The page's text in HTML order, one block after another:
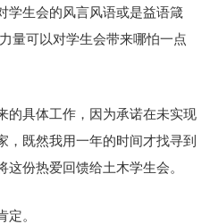
学生会的风言风语或是益语箴
量可以对学生会带来哪怕一点
的具体工作，因为承诺在未实现
，既然我用一年的时间才找寻到
份热爱回馈给土木学生会。
定。